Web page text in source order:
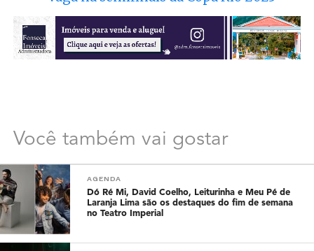
Você também vai gostar
AGENDA
Dó Ré Mi, David Coelho, Leiturinha e Meu Pé de
Laranja Lima são os destaques do fim de semana
no Teatro Imperial